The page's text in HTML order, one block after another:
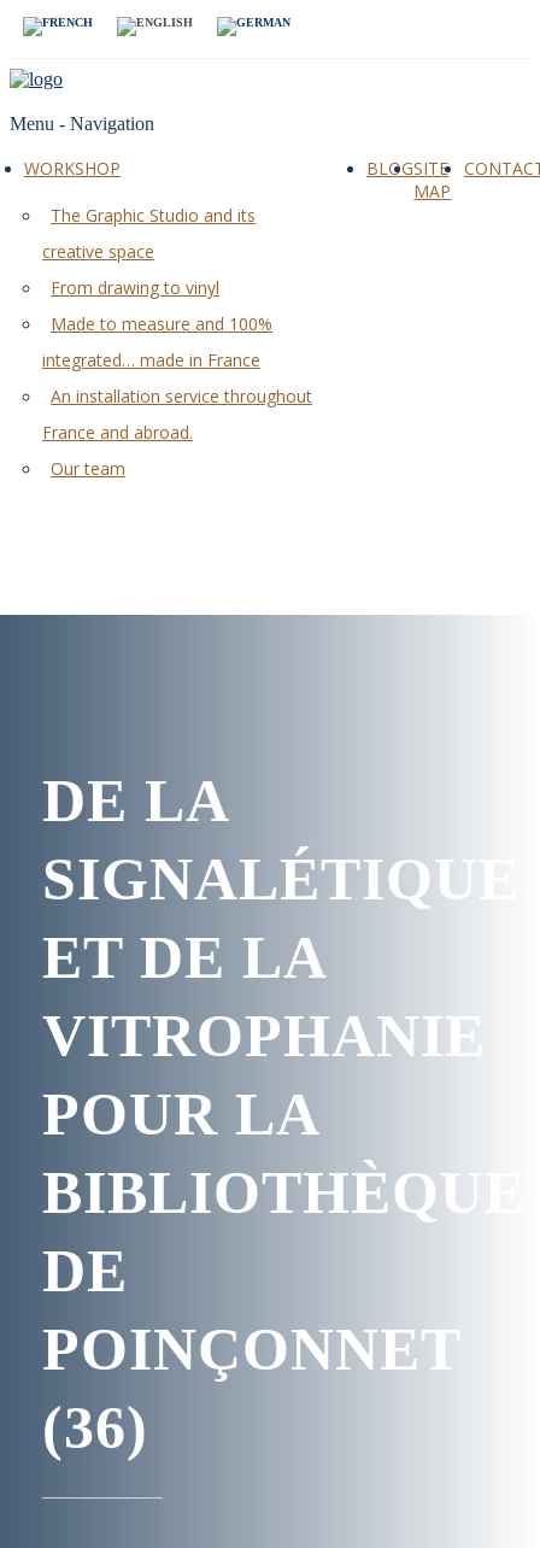
Menu - Navigation
WORKSHOP
The Graphic Studio and its
creative space
From drawing to vinyl
Made to measure and 100%
integrated… made in France
An installation service throughout
France and abroad.
Our team
BLOGSITE
MAP
DE LA
SIGNALÉTIQUE
ET DE LA
VITROPHANIE
POUR LA
BIBLIOTHÈQUE
DE
POINÇONNET
(36)